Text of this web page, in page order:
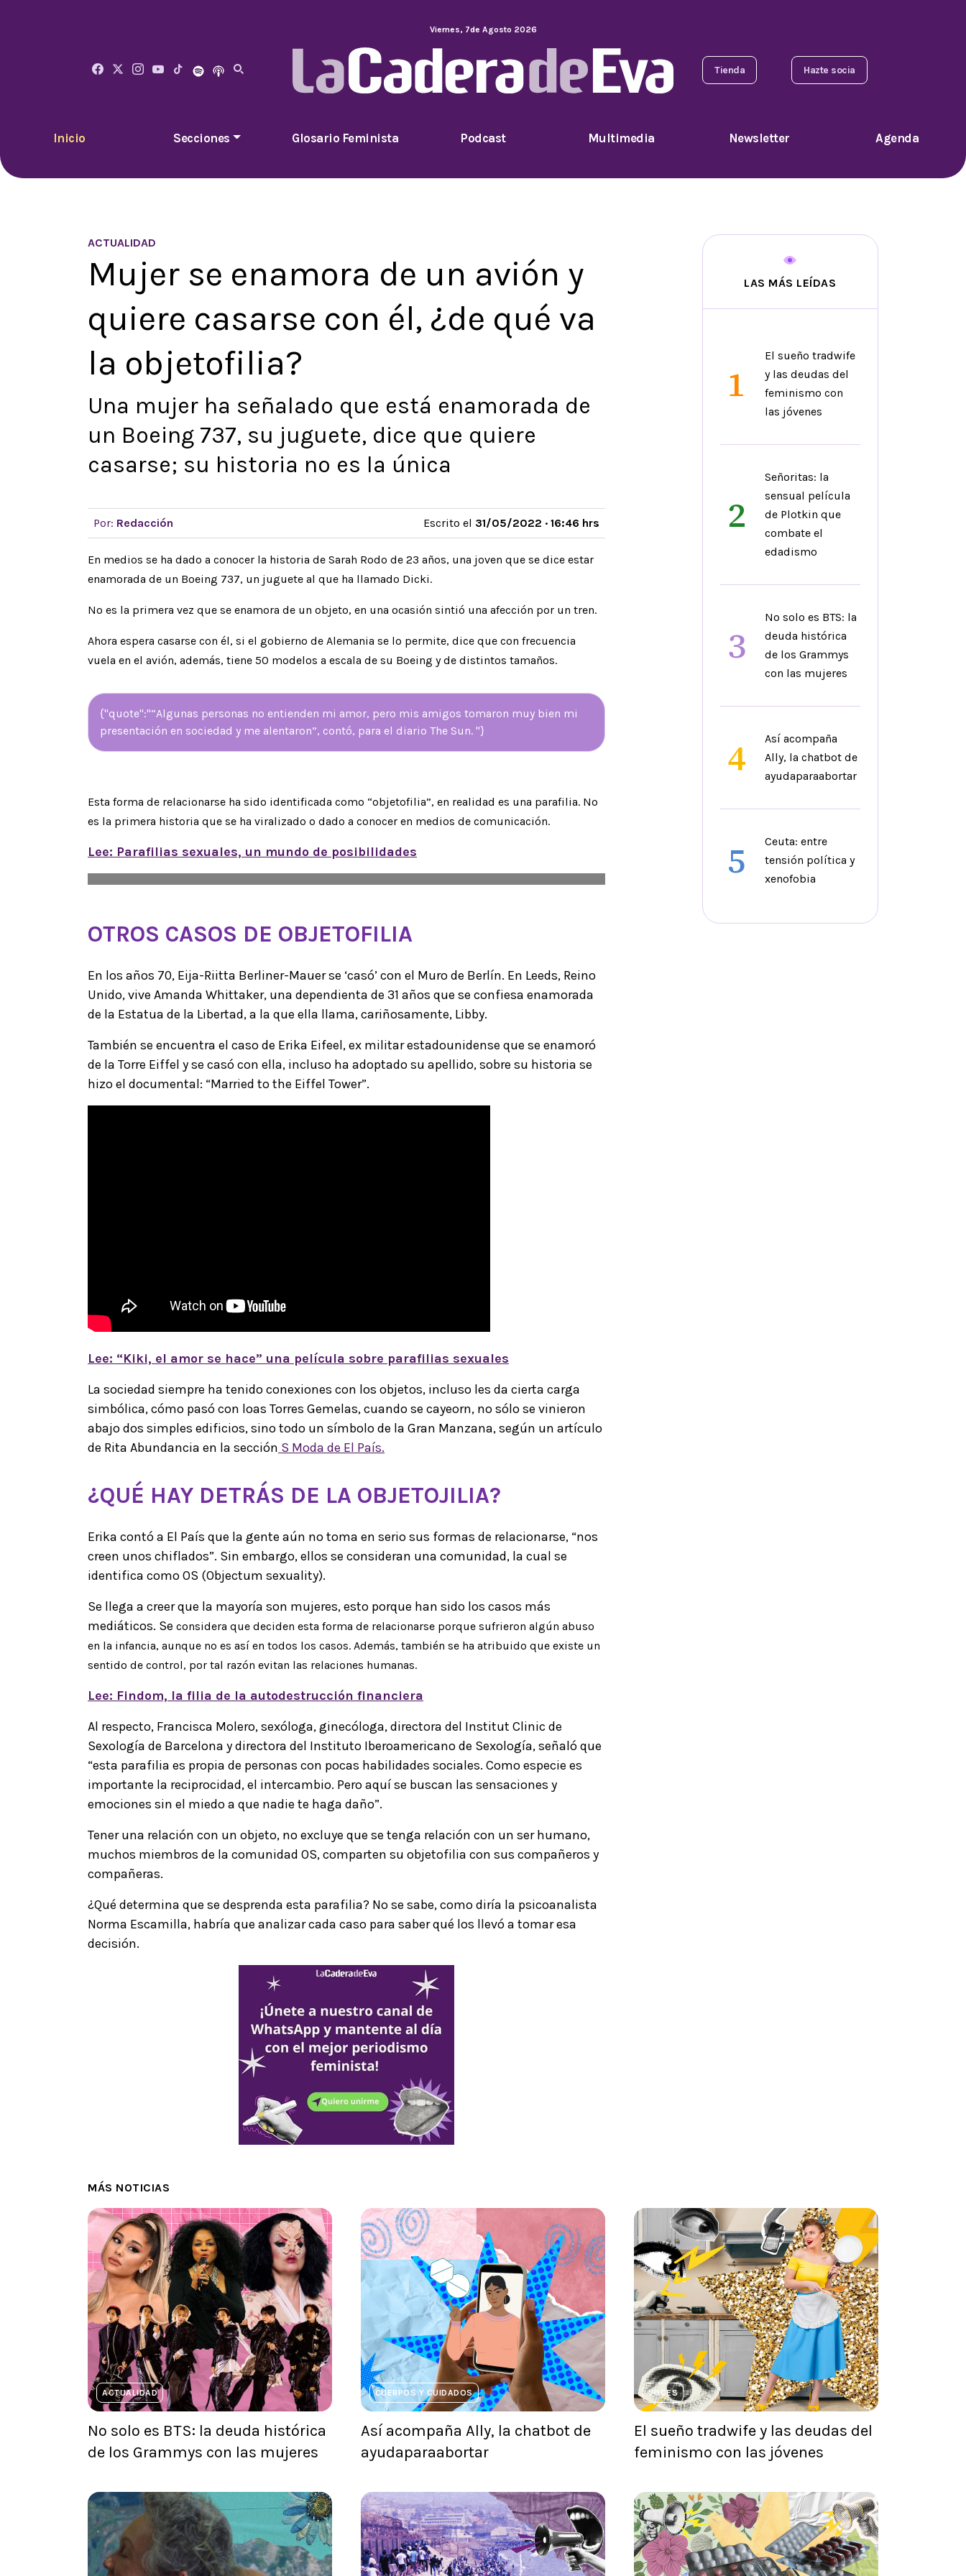
Viernes, 7de Agosto 2026
Tienda Hazte socia
Inicio Secciones Glosario Feminista Podcast Multimedia Newsletter Agenda
ACTUALIDAD
Mujer se enamora de un avión y
quiere casarse con él, ¿de qué va
la objetofilia?
Una mujer ha señalado que está enamorada de
un Boeing 737, su juguete, dice que quiere
casarse; su historia no es la única
Por: Redacción Escrito el 31/05/2022 · 16:46 hrs
En medios se ha dado a conocer la historia de Sarah Rodo de 23 años, una joven que se dice estar
enamorada de un Boeing 737, un juguete al que ha llamado Dicki.
No es la primera vez que se enamora de un objeto, en una ocasión sintió una afección por un tren.
Ahora espera casarse con él, si el gobierno de Alemania se lo permite, dice que con frecuencia
vuela en el avión, además, tiene 50 modelos a escala de su Boeing y de distintos tamaños.
{"quote":"“Algunas personas no entienden mi amor, pero mis amigos tomaron muy bien mi
presentación en sociedad y me alentaron”, contó, para el diario The Sun. "}
Esta forma de relacionarse ha sido identificada como “objetofilia”, en realidad es una parafilia. No
es la primera historia que se ha viralizado o dado a conocer en medios de comunicación.
Lee: Parafilias sexuales, un mundo de posibilidades
OTROS CASOS DE OBJETOFILIA
En los años 70, Eija-Riitta Berliner-Mauer se ‘casó’ con el Muro de Berlín. En Leeds, Reino
Unido, vive Amanda Whittaker, una dependienta de 31 años que se confiesa enamorada
de la Estatua de la Libertad, a la que ella llama, cariñosamente, Libby.
También se encuentra el caso de Erika Eifeel, ex militar estadounidense que se enamoró
de la Torre Eiffel y se casó con ella, incluso ha adoptado su apellido, sobre su historia se
hizo el documental: “Married to the Eiffel Tower”.
Lee: “Kiki, el amor se hace” una película sobre parafilias sexuales
La sociedad siempre ha tenido conexiones con los objetos, incluso les da cierta carga
simbólica, cómo pasó con loas Torres Gemelas, cuando se cayeorn, no sólo se vinieron
abajo dos simples edificios, sino todo un símbolo de la Gran Manzana, según un artículo
de Rita Abundancia en la sección S Moda de El País.
¿QUÉ HAY DETRÁS DE LA OBJETOJILIA?
Erika contó a El País que la gente aún no toma en serio sus formas de relacionarse, “nos
creen unos chiflados”. Sin embargo, ellos se consideran una comunidad, la cual se
identifica como OS (Objectum sexuality).
Se llega a creer que la mayoría son mujeres, esto porque han sido los casos más
mediáticos. Se considera que deciden esta forma de relacionarse porque sufrieron algún abuso
en la infancia, aunque no es así en todos los casos. Además, también se ha atribuido que existe un
sentido de control, por tal razón evitan las relaciones humanas.
Lee: Findom, la filia de la autodestrucción financiera
Al respecto, Francisca Molero, sexóloga, ginecóloga, directora del Institut Clinic de
Sexología de Barcelona y directora del Instituto Iberoamericano de Sexología, señaló que
“esta parafilia es propia de personas con pocas habilidades sociales. Como especie es
importante la reciprocidad, el intercambio. Pero aquí se buscan las sensaciones y
emociones sin el miedo a que nadie te haga daño”.
Tener una relación con un objeto, no excluye que se tenga relación con un ser humano,
muchos miembros de la comunidad OS, comparten su objetofilia con sus compañeros y
compañeras.
¿Qué determina que se desprenda esta parafilia? No se sabe, como diría la psicoanalista
Norma Escamilla, habría que analizar cada caso para saber qué los llevó a tomar esa
decisión.
LAS MÁS LEÍDAS
1
El sueño tradwife
y las deudas del
feminismo con
las jóvenes
2
Señoritas: la
sensual película
de Plotkin que
combate el
edadismo
3
No solo es BTS: la
deuda histórica
de los Grammys
con las mujeres
4
Así acompaña
Ally, la chatbot de
ayudaparaabortar
5
Ceuta: entre
tensión política y
xenofobia
MÁS NOTICIAS
ACTUALIDAD
No solo es BTS: la deuda histórica
de los Grammys con las mujeres
CUERPOS Y CUIDADOS
Así acompaña Ally, la chatbot de
ayudaparaabortar
VOCES
El sueño tradwife y las deudas del
feminismo con las jóvenes